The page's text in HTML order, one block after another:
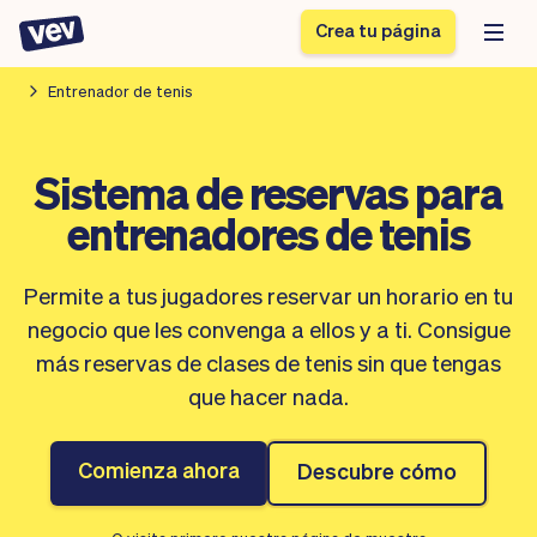
para PYMES
Software de entregas
Sistema POS
Software servicios de
campo
CRM para PYMES
Sistema de pedidos
Sistema de reservas
Software
programación de
clases
Agenda de citas
Blogs
Novedades
App
Checkout
Insertar Widget
Vender
Negocio
Software
Vev
Piloto automático
Vista general
Ausencias
Crea tu página
Entrenador de tenis
Sistema de reservas para
entrenadores de tenis
Permite a tus jugadores reservar un horario en tu
negocio que les convenga a ellos y a ti. Consigue
más reservas de clases de tenis sin que tengas
que hacer nada.
Comienza ahora Descubre cómo